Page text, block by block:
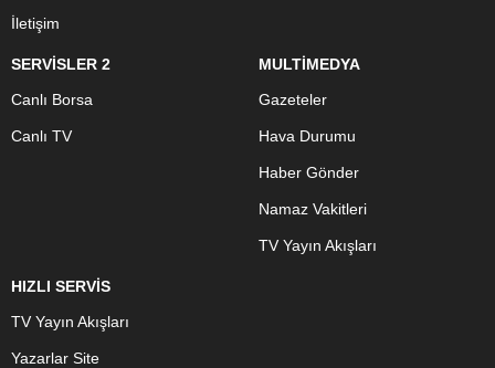
İletişim
SERVİSLER 2
Canlı Borsa
Canlı TV
MULTİMEDYA
Gazeteler
Hava Durumu
Haber Gönder
Namaz Vakitleri
TV Yayın Akışları
HIZLI SERVİS
TV Yayın Akışları
Yazarlar Site